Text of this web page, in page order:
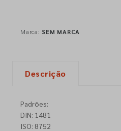
Marca: SEM MARCA
Descrição
Padrões:
DIN: 1481
ISO: 8752